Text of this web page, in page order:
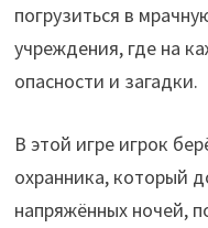
погрузиться в
учреждения, где на
опасности и загадки.
В этой игре игрок
охранника, который
напряжённых ночей,